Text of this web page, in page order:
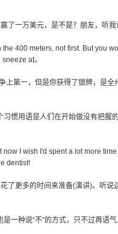
一万美元，是不是？朋友，听我
400 meters, not first. But you
at。
第一，但是你获得了银牌，是全
用语是人们在开始做没有把握
I wish I'd spent a lot more
dentist!
更多的时间来准备(演讲)。听说
种说“不”的方式，只不过再语气